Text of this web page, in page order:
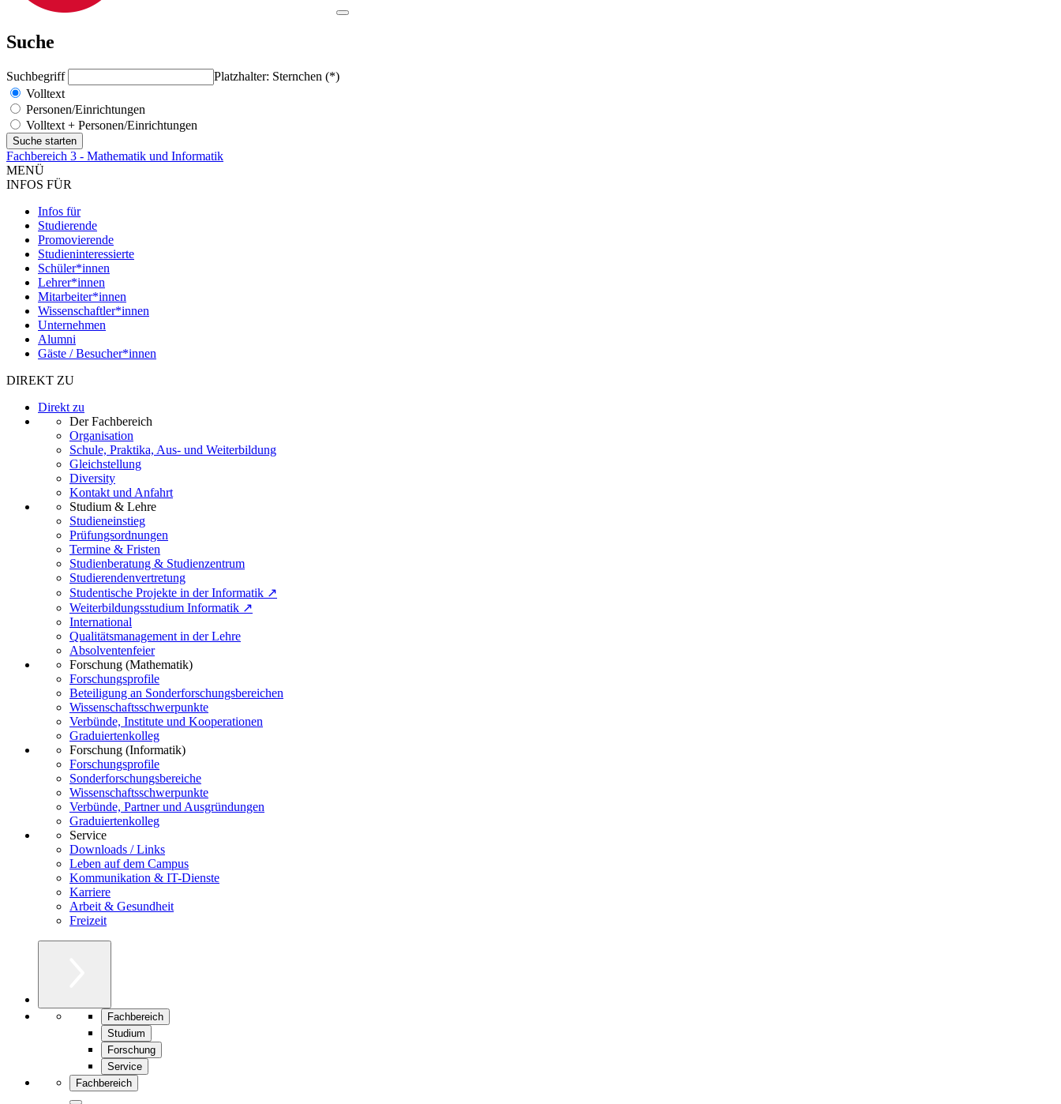
Suche
Suchbegriff
Platzhalter: Sternchen (*)
Volltext
Personen/Einrichtungen
Volltext + Personen/Einrichtungen
Fachbereich 3 - Mathematik und Informatik
MENÜ
INFOS FÜR
Infos für
Studierende
Promovierende
Studieninteressierte
Schüler*innen
Lehrer*innen
Mitarbeiter*innen
Wissenschaftler*innen
Unternehmen
Alumni
Gäste / Besucher*innen
DIREKT ZU
Direkt zu
Der Fachbereich
Organisation
Schule, Praktika, Aus- und Weiterbildung
Gleichstellung
Diversity
Kontakt und Anfahrt
Studium & Lehre
Studieneinstieg
Prüfungsordnungen
Termine & Fristen
Studienberatung & Studienzentrum
Studierendenvertretung
Studentische Projekte in der Informatik ↗
Weiterbildungsstudium Informatik ↗
International
Qualitätsmanagement in der Lehre
Absolventenfeier
Forschung (Mathematik)
Forschungsprofile
Beteiligung an Sonderforschungsbereichen
Wissenschaftsschwerpunkte
Verbünde, Institute und Kooperationen
Graduiertenkolleg
Forschung (Informatik)
Forschungsprofile
Sonderforschungsbereiche
Wissenschaftsschwerpunkte
Verbünde, Partner und Ausgründungen
Graduiertenkolleg
Service
Downloads / Links
Leben auf dem Campus
Kommunikation & IT-Dienste
Karriere
Arbeit & Gesundheit
Freizeit
Fachbereich
Studium
Forschung
Service
Fachbereich